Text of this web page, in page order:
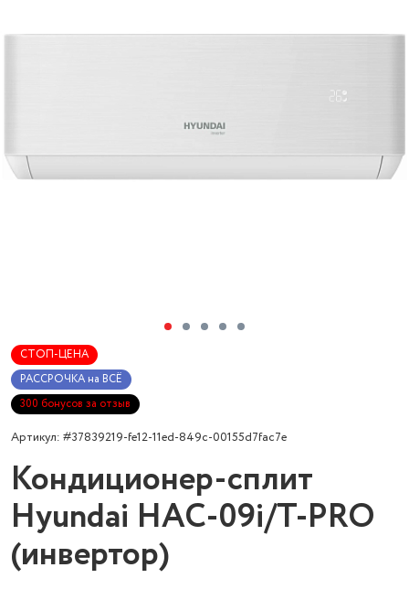
СТОП-ЦЕНА
РАССРОЧКА на ВСЁ
300 бонусов за отзыв
Артикул: #37839219-fe12-11ed-849c-00155d7fac7e
Кондиционер-сплит
Hyundai HAC-09i/T-PRO
(инвертор)